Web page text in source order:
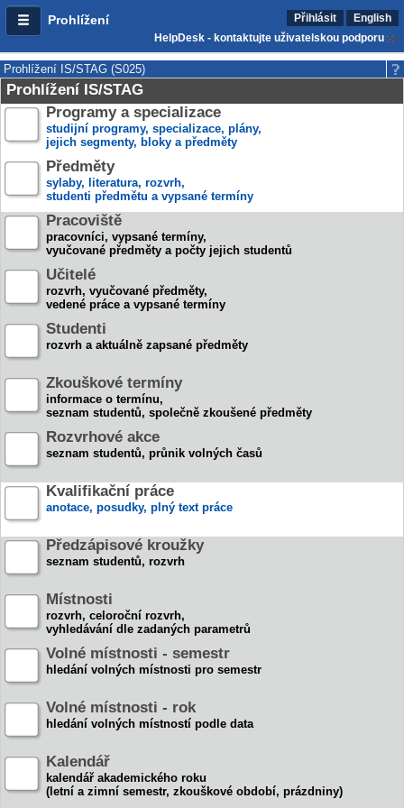
Prohlížení Přihlásit
English
HelpDesk - kontaktujte uživatelskou podporu
Prohlížení IS/STAG (S025)
Prohlížení IS/STAG
Programy a specializace
studijní programy, specializace, plány,
jejich segmenty, bloky a předměty
Předměty
sylaby, literatura, rozvrh,
studenti předmětu a vypsané termíny
Pracoviště
pracovníci, vypsané termíny,
vyučované předměty a počty jejich studentů
Učitelé
rozvrh, vyučované předměty,
vedené práce a vypsané termíny
Studenti
rozvrh a aktuálně zapsané předměty
Zkouškové termíny
informace o termínu,
seznam studentů, společně zkoušené předměty
Rozvrhové akce
seznam studentů, průnik volných časů
Kvalifikační práce
anotace, posudky, plný text práce
Předzápisové kroužky
seznam studentů, rozvrh
Místnosti
rozvrh, celoroční rozvrh,
vyhledávání dle zadaných parametrů
Volné místnosti - semestr
hledání volných místnosti pro semestr
Volné místnosti - rok
hledání volných místností podle data
Kalendář
kalendář akademického roku
(letní a zimní semestr, zkouškové období, prázdniny)